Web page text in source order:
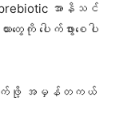
အာနိသင်
တွေကို ပေါက်ဖွားစေပါ
တည်ဆောက်ဖို့ အမှန်တကယ်